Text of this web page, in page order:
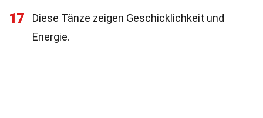
17
Diese Tänze zeigen Geschicklichkeit und
Energie.